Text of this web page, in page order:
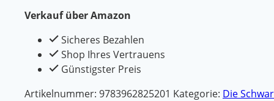
Verkauf über Amazon
Sicheres Bezahlen
Shop Ihres Vertrauens
Günstigster Preis
Artikelnummer: 9783962825201 Kategorie: Die